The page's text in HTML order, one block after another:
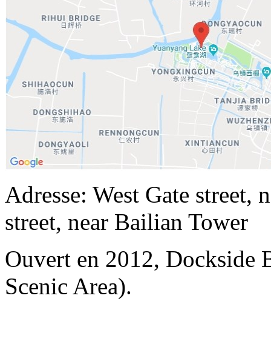
Adresse: West Gate street,
street, near Bailian Tower
Ouvert en 2012, Dockside
Scenic Area).